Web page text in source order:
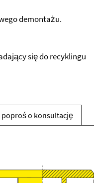
demontażu.
się do recyklingu
poproś o konsultację